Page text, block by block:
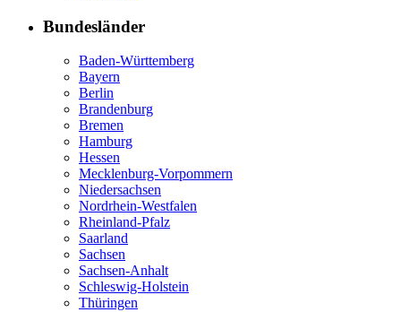
Bundesländer
Baden-Württemberg
Bayern
Berlin
Brandenburg
Bremen
Hamburg
Hessen
Mecklenburg-Vorpommern
Niedersachsen
Nordrhein-Westfalen
Rheinland-Pfalz
Saarland
Sachsen
Sachsen-Anhalt
Schleswig-Holstein
Thüringen